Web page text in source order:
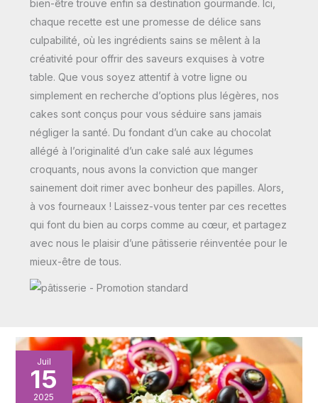
bien-être trouve enfin sa destination gourmande. Ici,
chaque recette est une promesse de délice sans
culpabilité, où les ingrédients sains se mêlent à la
créativité pour offrir des saveurs exquises à votre
table. Que vous soyez attentif à votre ligne ou
simplement en recherche d’options plus légères, nos
cakes sont conçus pour vous séduire sans jamais
négliger la santé. Du fondant d’un cake au chocolat
allégé à l’originalité d’un cake salé aux légumes
croquants, nous avons la conviction que manger
sainement doit rimer avec bonheur des papilles. Alors,
à vos fourneaux ! Laissez-vous tenter par ces recettes
qui font du bien au corps comme au cœur, et partagez
avec nous le plaisir d’une pâtisserie réinventée pour le
mieux-être de tous.
Juil
15
2025
Des
pizzas
courgette